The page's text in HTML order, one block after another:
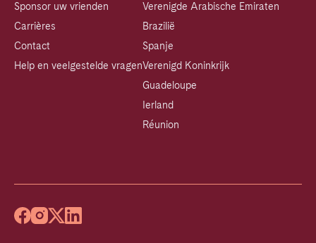
Sponsor uw vrienden
Carrières
Contact
Help en veelgestelde vragen
Verenigde Arabische Emiraten
Brazilië
Spanje
Verenigd Koninkrijk
Guadeloupe
Ierland
Réunion